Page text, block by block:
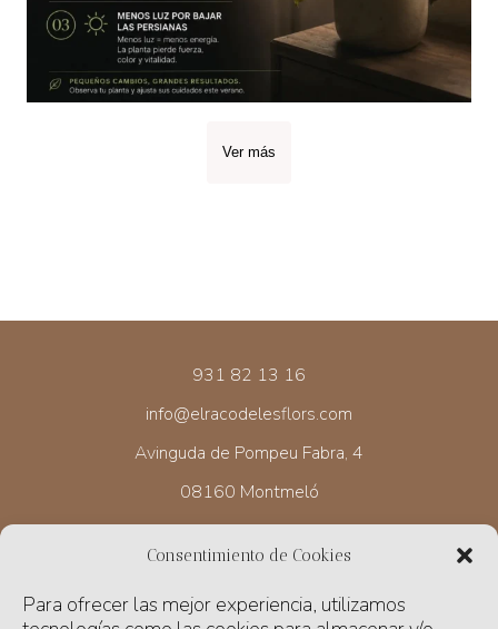
Consentimiento de Cookies
Para ofrecer las mejor experiencia, utilizamos
Ver más
931 82 13 16
info@elracodelesflors.com
Avinguda de Pompeu Fabra, 4
08160 Montmeló
Lunes de 17 a 19.30 h